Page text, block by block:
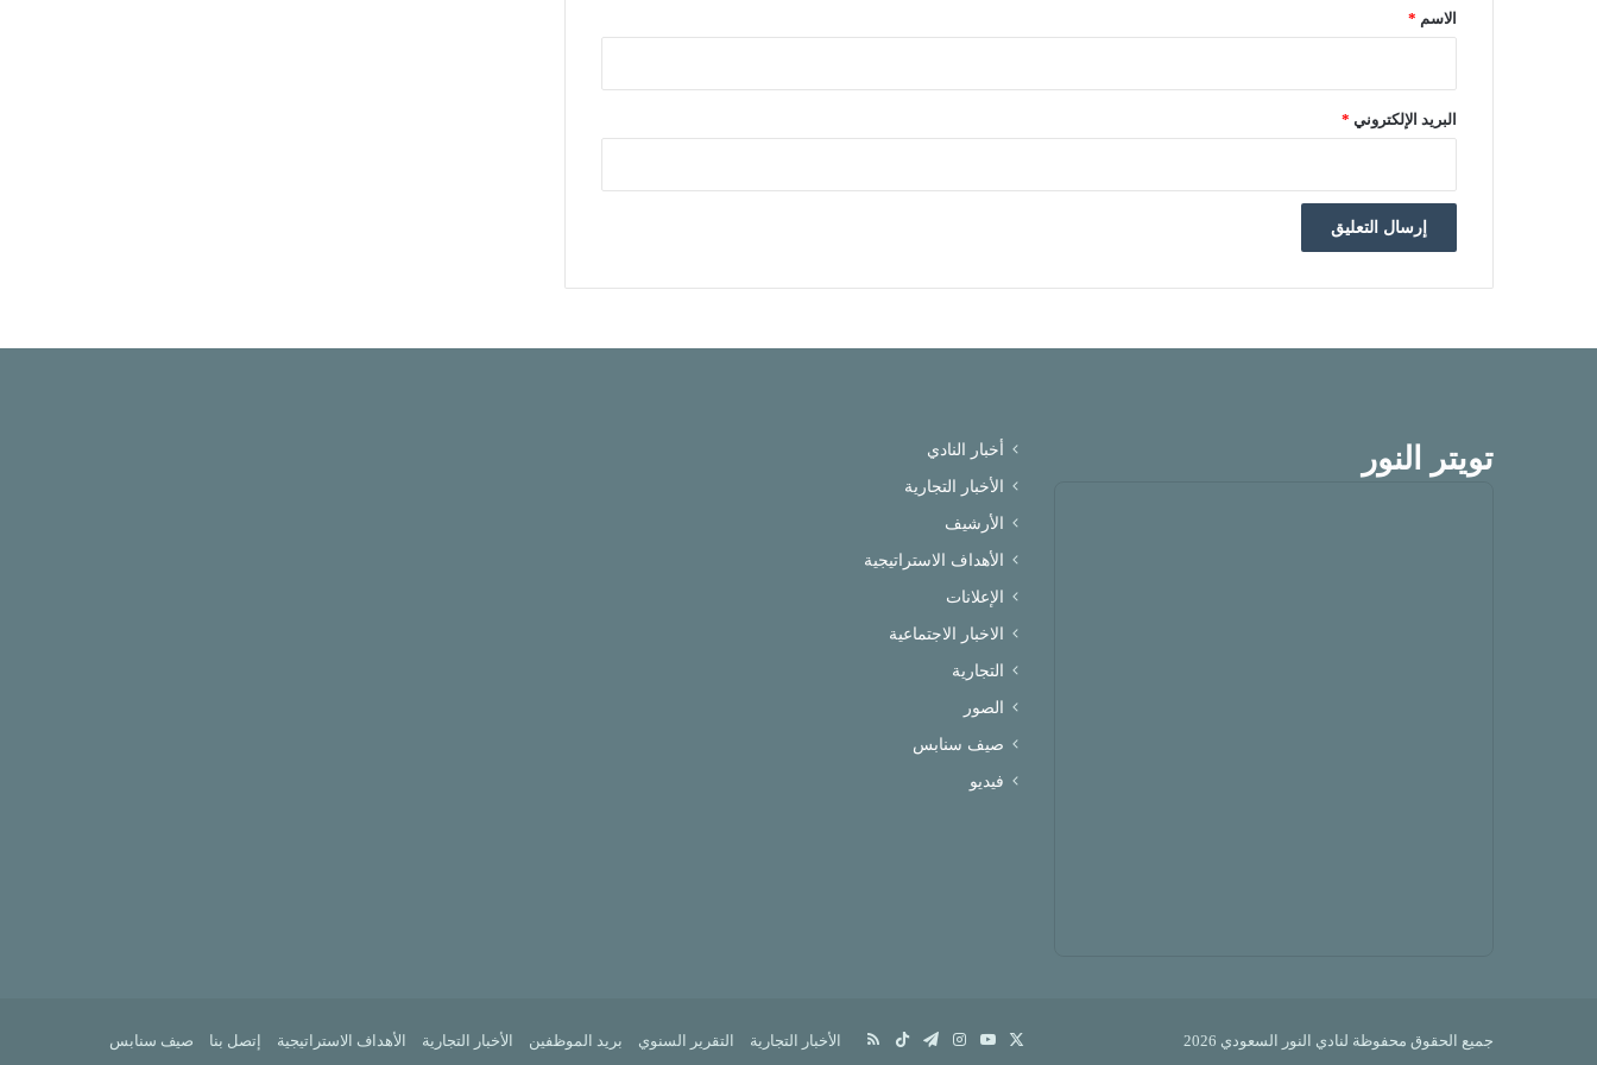
الاسم *
البريد الإلكتروني *
تويتر النور أخبار النادي
الأخبار التجارية
الأرشيف
الأهداف الاستراتيجية
الإعلانات
الاخبار الاجتماعية
التجارية
الصور
صيف سنابس
فيديو
جميع الحقوق محفوظة لنادي النور السعودي 2026 الأخبار التجارية التقرير السنوي بريد الموظفين الأخبار التجارية الأهداف الاستراتيجية إتصل بنا صيف سنابس يوتيوبانستقرامتيلقرام‫TikTokملخص